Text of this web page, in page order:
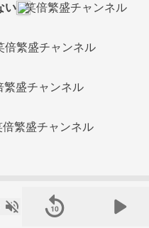
い 笑倍繁盛チャンネル
倍繁盛チャンネル
繁盛チャンネル
倍繁盛チャンネル